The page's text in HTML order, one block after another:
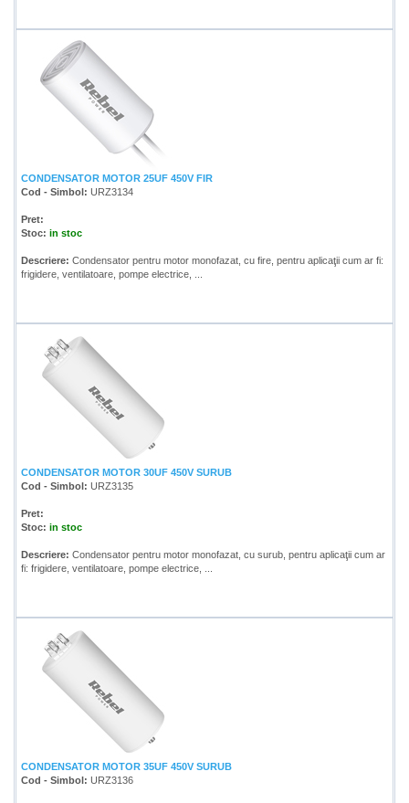
CONDENSATOR MOTOR 25UF 450V FIR
Cod - Simbol: URZ3134
Pret:
Stoc: in stoc
Descriere: Condensator pentru motor monofazat, cu fire, pentru aplicaţii cum ar fi:
frigidere, ventilatoare, pompe electrice, ...
CONDENSATOR MOTOR 30UF 450V SURUB
Cod - Simbol: URZ3135
Pret:
Stoc: in stoc
Descriere: Condensator pentru motor monofazat, cu surub, pentru aplicaţii cum ar
fi: frigidere, ventilatoare, pompe electrice, ...
CONDENSATOR MOTOR 35UF 450V SURUB
Cod - Simbol: URZ3136